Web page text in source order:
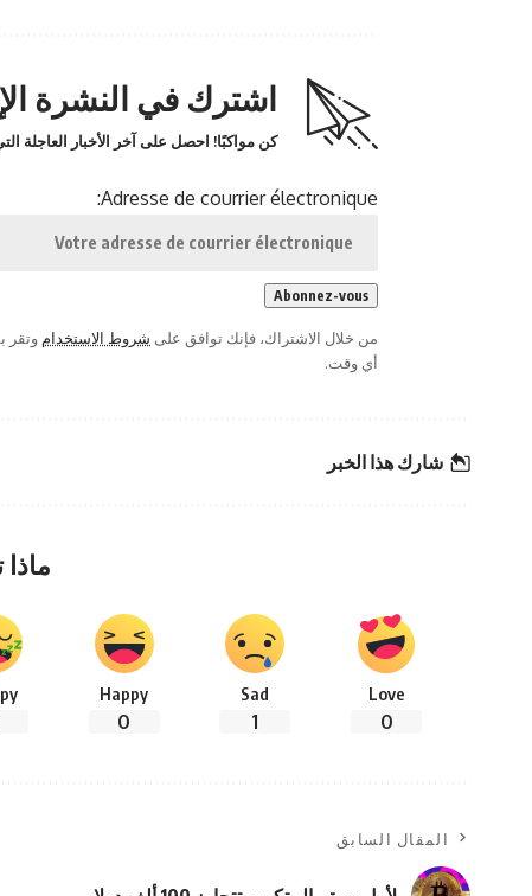
اشترك في النشرة
كن مواكبًا! احصل على آخر الأخبار العاجلة
Adresse de courrier électronique:
من خلال الاشتراك، فإنك توافق على شروط الاستخدام وتقر
أي وقت.
شارك هذا الخبر
Love
0
Sad
1
Happy
0
المقال السابق